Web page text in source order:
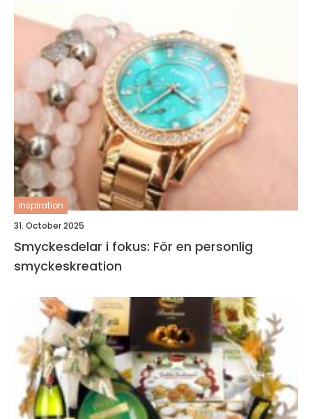
inspiration
31. October 2025
Smyckesdelar i fokus: För en personlig
smyckeskreation